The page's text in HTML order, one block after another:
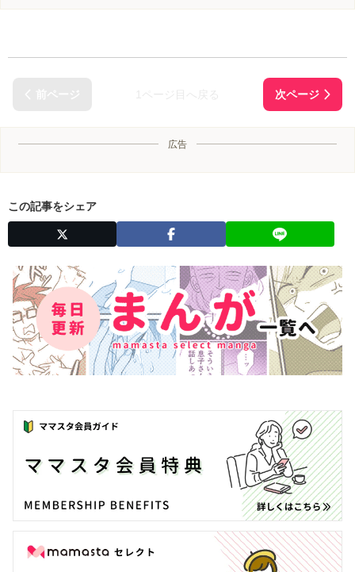
広告
この記事をシェア